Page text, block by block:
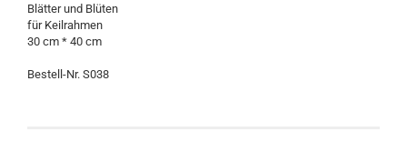
Blätter und Blüten
für Keilrahmen
30 cm * 40 cm
Bestell-Nr. S038